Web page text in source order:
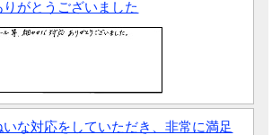
がとうございました
な対応をしていただき、非常に満足